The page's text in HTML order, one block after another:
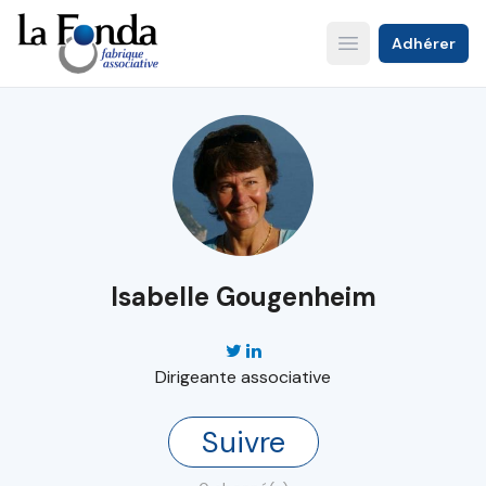
Aller
au
contenu
principal
Open main menu
Adhérer
Isabelle Gougenheim
Dirigeante associative
Suivre